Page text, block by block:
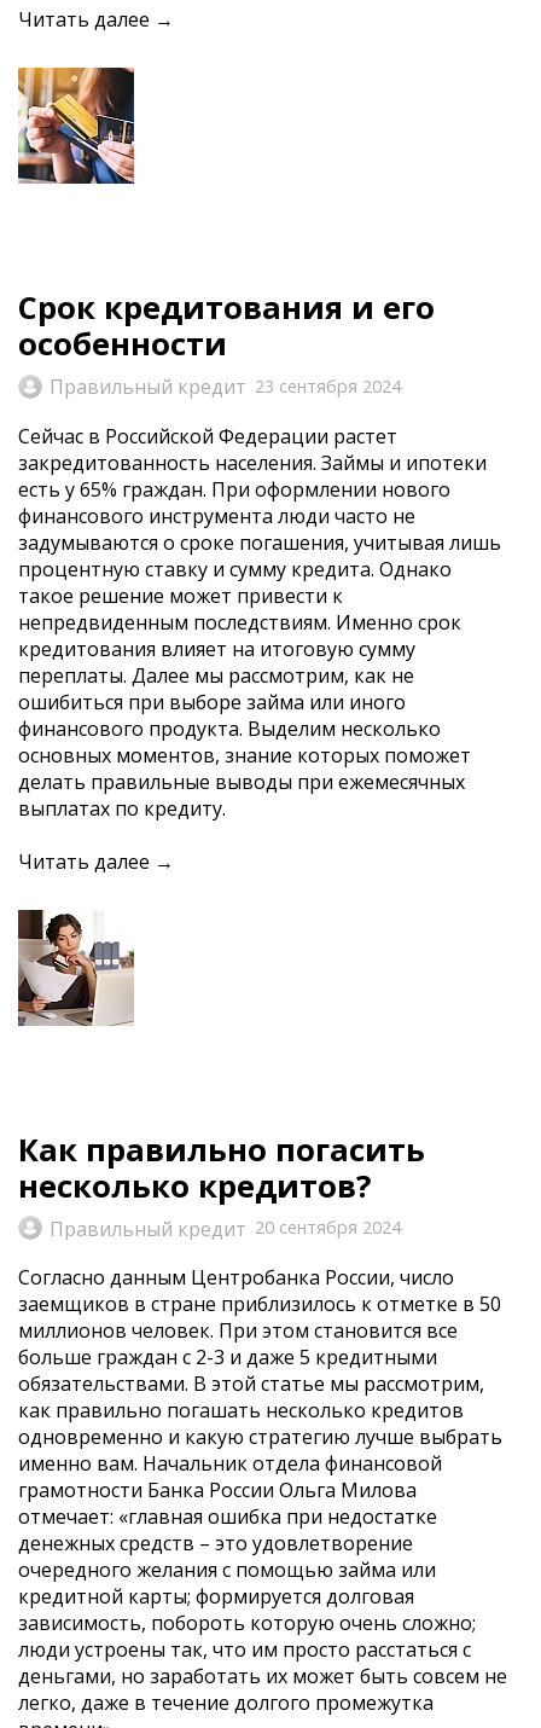
Читать далее →
Срок кредитования и его
особенности
Правильный кредит 23 сентября 2024
Сейчас в Российской Федерации растет
закредитованность населения. Займы и ипотеки
есть у 65% граждан. При оформлении нового
финансового инструмента люди часто не
задумываются о сроке погашения, учитывая лишь
процентную ставку и сумму кредита. Однако
такое решение может привести к
непредвиденным последствиям. Именно срок
кредитования влияет на итоговую сумму
переплаты. Далее мы рассмотрим, как не
ошибиться при выборе займа или иного
финансового продукта. Выделим несколько
основных моментов, знание которых поможет
делать правильные выводы при ежемесячных
выплатах по кредиту.
Читать далее →
Как правильно погасить
несколько кредитов?
Правильный кредит 20 сентября 2024
Согласно данным Центробанка России, число
заемщиков в стране приблизилось к отметке в 50
миллионов человек. При этом становится все
больше граждан с 2-3 и даже 5 кредитными
обязательствами. В этой статье мы рассмотрим,
как правильно погашать несколько кредитов
одновременно и какую стратегию лучше выбрать
именно вам. Начальник отдела финансовой
грамотности Банка России Ольга Милова
отмечает: «главная ошибка при недостатке
денежных средств – это удовлетворение
очередного желания с помощью займа или
кредитной карты; формируется долговая
зависимость, побороть которую очень сложно;
люди устроены так, что им просто расстаться с
деньгами, но заработать их может быть совсем не
легко, даже в течение долгого промежутка